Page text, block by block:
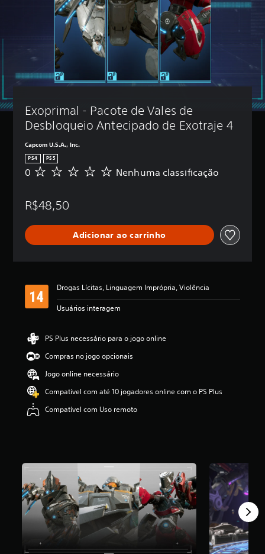
Exoprimal - Pacote de Vales de
Desbloqueio Antecipado de Exotraje 4
Capcom U.S.A., Inc.
PS4 PS5
N
h
m
a
f
a
ç
o
0 Nenhuma classificação
R$48,50
Adicionar ao carrinho
Drogas Lícitas, Linguagem Imprópria, Violência
Usuários interagem
PS Plus necessário para o jogo online
Compras no jogo opcionais
Jogo online necessário
Compatível com até 10 jogadores online com o PS Plus
Compatível com Uso remoto